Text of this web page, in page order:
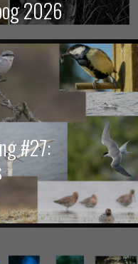
2026
#27: